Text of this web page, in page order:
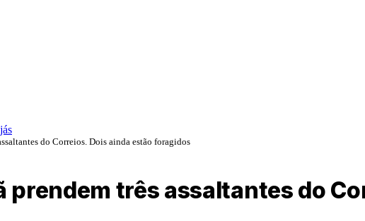
do Correios. Dois ainda estão foragidos
prendem três assaltantes do